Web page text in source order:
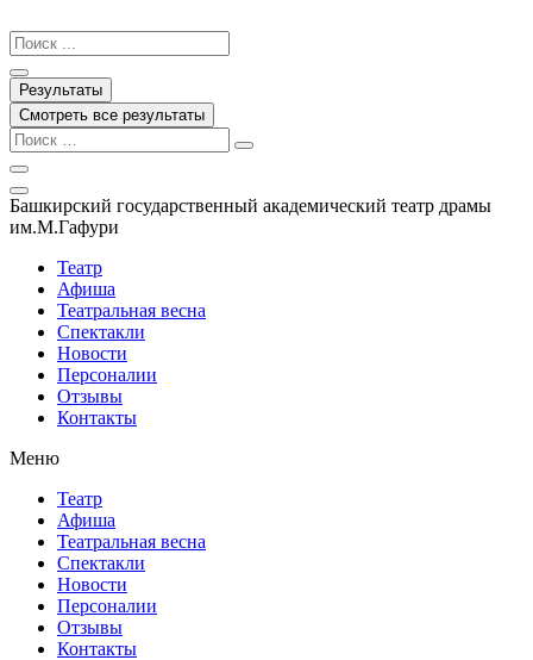
к
содержимому
Search
...
Результаты
Смотреть все результаты
Башкирский государственный академический театр драмы
им.М.Гафури
Театр
Афиша
Театральная весна
Спектакли
Новости
Персоналии
Отзывы
Контакты
Меню
Театр
Афиша
Театральная весна
Спектакли
Новости
Персоналии
Отзывы
Контакты